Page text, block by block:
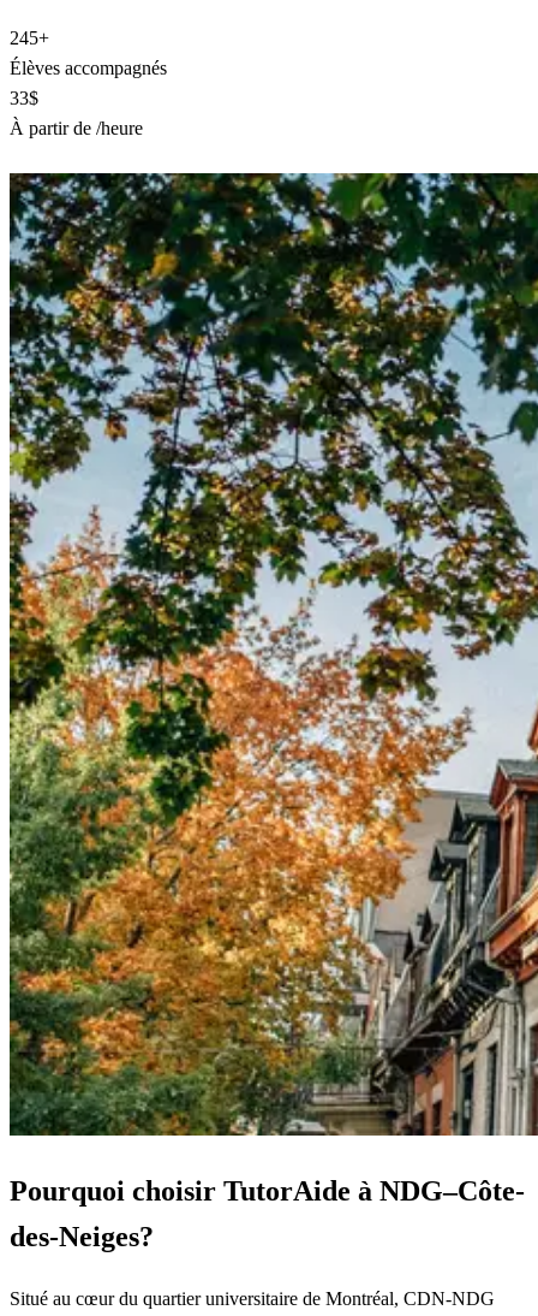
245+
Élèves accompagnés
33$
À partir de /heure
Pourquoi choisir TutorAide à NDG–Côte-
des-Neiges?
Situé au cœur du quartier universitaire de Montréal, CDN-NDG